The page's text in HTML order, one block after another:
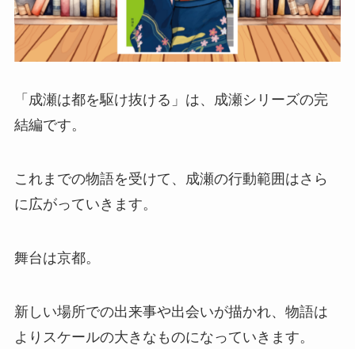
「成瀬は都を駆け抜ける」は、成瀬シリーズの完
結編です。
これまでの物語を受けて、成瀬の行動範囲はさら
に広がっていきます。
舞台は京都。
新しい場所での出来事や出会いが描かれ、物語は
よりスケールの大きなものになっていきます。